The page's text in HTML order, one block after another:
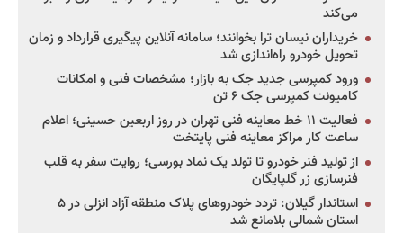
می‌کند
خریداران نیسان ترا بخوانند؛ سامانه آنلاین پیگیری قرارداد و زمان
تحویل خودرو راه‌اندازی شد
ورود کمپرسی جدید جک به بازار؛ مشخصات فنی و امکانات
کامیونت کمپرسی جک ۶ تن
فعالیت ۱۱ خط معاینه فنی تهران در روز اربعین حسینی؛ اعلام
ساعت کار مراکز معاینه فنی پایتخت
از تولید فنر خودرو تا تولد یک نماد بورسی؛ روایت سفر به قلب
فنرسازی زر گلپایگان
استاندار گیلان: تردد خودروهای پلاک منطقه آزاد انزلی در ۵
استان شمالی بلامانع شد